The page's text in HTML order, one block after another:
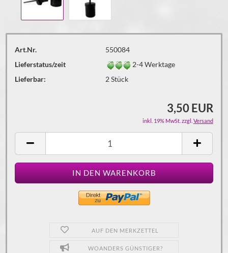
Art.Nr.
550084
Lieferstatus/zeit
2-4 Werktage
Lieferbar:
2Stück
3,50 EUR
inkl. 19% MwSt. zzgl. Versand
AUF DEN MERKZETTEL
WOANDERS GÜNSTIGER?